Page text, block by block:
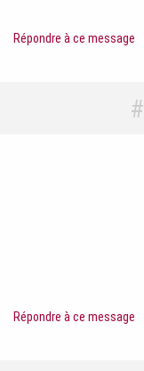
Répondre à ce message
#
Répondre à ce message